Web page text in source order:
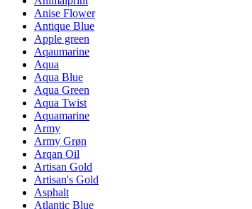
Anise Flower
Antique Blue
Apple green
Aqaumarine
Aqua
Aqua Blue
Aqua Green
Aqua Twist
Aquamarine
Army
Army Grøn
Arqan Oil
Artisan Gold
Artisan's Gold
Asphalt
Atlantic Blue